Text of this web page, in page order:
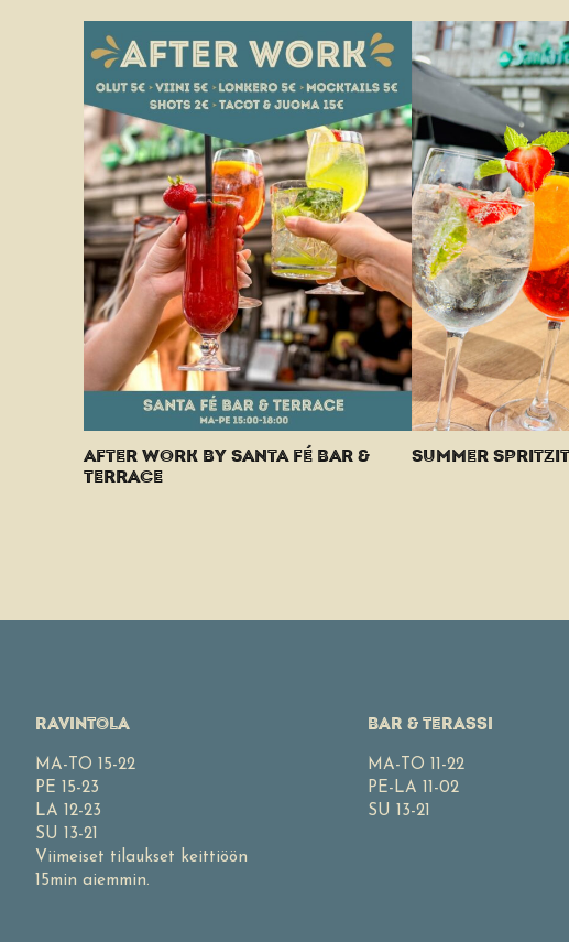
AFTER WORK BY SANTA FÉ BAR &
TERRACE
SUMMER
RAVINTOLA
MA-TO 15-22
PE 15-23
LA 12-23
SU 13-21
Viimeiset tilaukset keittiöön
15min aiemmin.
BAR & TERASSI
MA-TO 11-22
PE-LA 11-02
SU 13-21